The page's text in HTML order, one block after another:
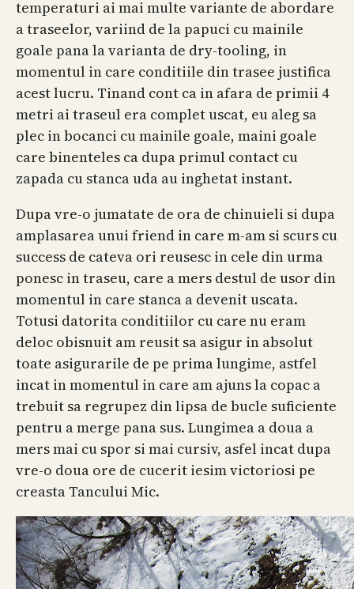
temperaturi ai mai multe variante de abordare
a traseelor, variind de la papuci cu mainile
goale pana la varianta de dry-tooling, in
momentul in care conditiile din trasee justifica
acest lucru. Tinand cont ca in afara de primii 4
metri ai traseul era complet uscat, eu aleg sa
plec in bocanci cu mainile goale, maini goale
care binenteles ca dupa primul contact cu
zapada cu stanca uda au inghetat instant.
Dupa vre-o jumatate de ora de chinuieli si dupa
amplasarea unui friend in care m-am si scurs cu
success de cateva ori reusesc in cele din urma
ponesc in traseu, care a mers destul de usor din
momentul in care stanca a devenit uscata.
Totusi datorita conditiilor cu care nu eram
deloc obisnuit am reusit sa asigur in absolut
toate asigurarile de pe prima lungime, astfel
incat in momentul in care am ajuns la copac a
trebuit sa regrupez din lipsa de bucle suficiente
pentru a merge pana sus. Lungimea a doua a
mers mai cu spor si mai cursiv, asfel incat dupa
vre-o doua ore de cucerit iesim victoriosi pe
creasta Tancului Mic.